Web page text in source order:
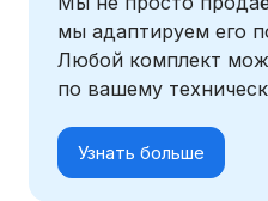
мы адаптируем его
Любой комплект
по вашему
Узнать больше